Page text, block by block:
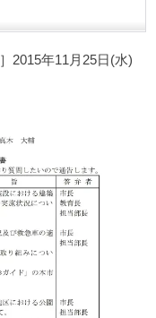
］2015年11月25日(水)